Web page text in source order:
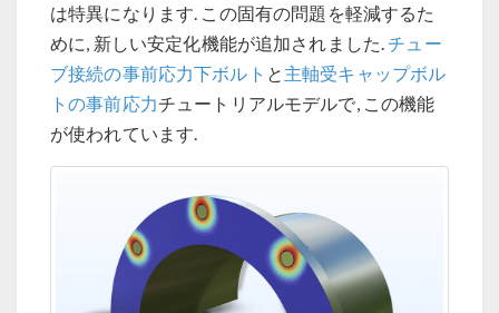
は特異になります. この固有の問題を軽減するた
めに, 新しい安定化機能が追加されました.チュー
ブ接続の事前応力下ボルト と 主軸受キャップボル
トの事前応力チュートリアルモデルで, この機能
が使われています.